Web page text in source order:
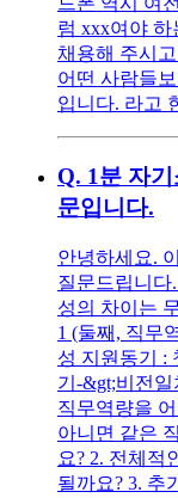
럼 xxx여야
채용해 주시
어떤 사람들
입니다. 라고
Q. 1분 자
문입니다.
안녕하세요.
질문드립니다
성의 차이는
1 (둘째, 직무
성 지원동기 :
기-&gt;비전
직무역량을
아니면 같은
요? 2. 전체적
될까요? 3. 추